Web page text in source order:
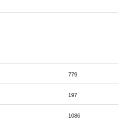
779
197
1086